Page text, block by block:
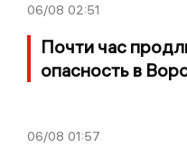
06/08 02:51
Почти час
опасность в
06/08 01:57